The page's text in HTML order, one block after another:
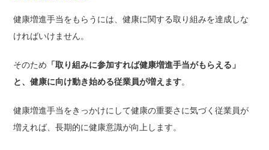
健康増進手当をもらうには、健康に関する取り組みを達成しな
ければいけません。
そのため 「取り組みに参加すれば健康増進手当がもらえる」
と、健康に向け動き始める従業員が増えます。
健康増進手当をきっかけにして健康の重要さに気づく従業員が
増えれば、長期的に健康意識が向上します。